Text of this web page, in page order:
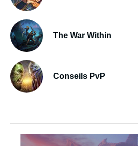
The War Within
Conseils PvP